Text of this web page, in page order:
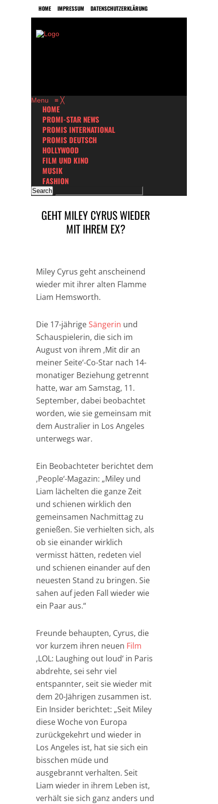
HOME IMPRESSUM DATENSCHUTZERKLÄRUNG
Menu ≡ ╳
HOME
PROMI-STAR NEWS
PROMIS INTERNATIONAL
PROMIS DEUTSCH
HOLLYWOOD
FILM UND KINO
MUSIK
FASHION
GEHT MILEY CYRUS WIEDER
MIT IHREM EX?
Miley Cyrus geht anscheinend
wieder mit ihrer alten Flamme
Liam Hemsworth.
Die 17-jährigeSängerin und
Schauspielerin, die sich im
August von ihrem ‚Mit dir an
meiner Seite‘-Co-Star nach 14-
monatiger Beziehung getrennt
hatte, war am Samstag, 11.
September, dabei beobachtet
worden, wie sie gemeinsam mit
dem Australier in Los Angeles
unterwegs war.
Ein Beobachteter berichtet dem
‚People‘-Magazin: „Miley und
Liam lächelten die ganze Zeit
und schienen wirklich den
gemeinsamen Nachmittag zu
genießen. Sie verhielten sich, als
ob sie einander wirklich
vermisst hätten, redeten viel
und schienen einander auf den
neuesten Stand zu bringen. Sie
sahen auf jeden Fall wieder wie
ein Paar aus.“
Freunde behaupten, Cyrus, die
vor kurzem ihren neuen Film
‚LOL: Laughing out loud‘ in Paris
abdrehte, sei sehr viel
entspannter, seit sie wieder mit
dem 20-Jährigen zusammen ist.
Ein Insider berichtet: „Seit Miley
diese Woche von Europa
zurückgekehrt und wieder in
Los Angeles ist, hat sie sich ein
bisschen müde und
ausgebrannt verhalten. Seit
Liam wieder in ihrem Leben ist,
verhält sie sich ganz anders und